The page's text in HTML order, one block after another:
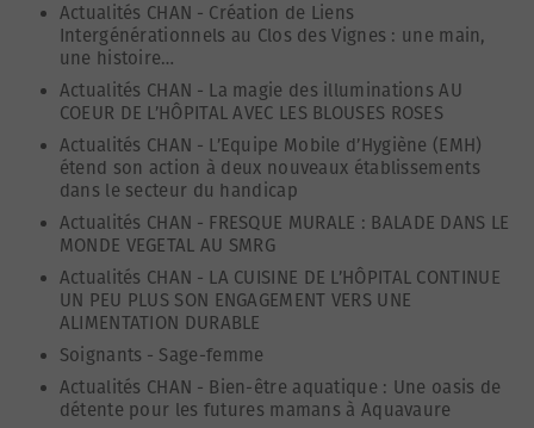
Actualités CHAN - Création de Liens
Intergénérationnels au Clos des Vignes : une main,
une histoire…
Actualités CHAN - La magie des illuminations AU
COEUR DE L’HÔPITAL AVEC LES BLOUSES ROSES
Actualités CHAN - L’Equipe Mobile d’Hygiène (EMH)
étend son action à deux nouveaux établissements
dans le secteur du handicap
Actualités CHAN - FRESQUE MURALE : BALADE DANS LE
MONDE VEGETAL AU SMRG
Actualités CHAN - LA CUISINE DE L’HÔPITAL CONTINUE
UN PEU PLUS SON ENGAGEMENT VERS UNE
ALIMENTATION DURABLE
Soignants - Sage-femme
Actualités CHAN - Bien-être aquatique : Une oasis de
détente pour les futures mamans à Aquavaure